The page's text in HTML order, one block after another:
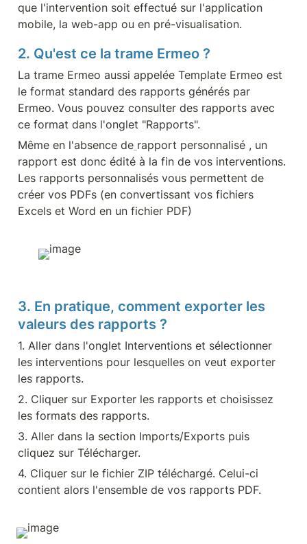
que l'intervention soit effectué sur l'application
mobile, la web-app ou en pré-visualisation.
2. Qu'est ce la trame Ermeo ?
La trame Ermeo aussi appelée Template Ermeo est
le format standard des rapports générés par
Ermeo. Vous pouvez consulter des rapports avec
ce format dans l'onglet "Rapports".
Même en l'absence de rapport personnalisé , un
rapport est donc édité à la fin de vos interventions.
Les rapports personnalisés vous permettent de
créer vos PDFs (en convertissant vos fichiers
Excels et Word en un fichier PDF)
3. En pratique, comment exporter les
valeurs des rapports ?
1. Aller dans l'onglet Interventions et sélectionner
les interventions pour lesquelles on veut exporter
les rapports.
2. Cliquer sur Exporter les rapports et choisissez
les formats des rapports.
3. Aller dans la section Imports/Exports puis
cliquez sur Télécharger.
4. Cliquer sur le fichier ZIP téléchargé. Celui-ci
contient alors l'ensemble de vos rapports PDF.